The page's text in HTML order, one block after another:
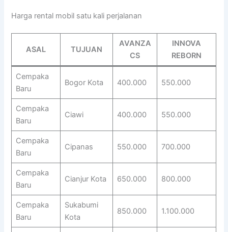
Harga rental mobil satu kali perjalanan
ASAL TUJUAN
AVANZA
CS
INNOVA
REBORN
Cempaka
Baru
Bogor Kota 400.000 550.000
Cempaka
Baru
Ciawi 400.000 550.000
Cempaka
Baru
Cipanas 550.000 700.000
Cempaka
Baru
Cianjur Kota 650.000 800.000
Cempaka
Baru
Sukabumi
Kota
850.000 1.100.000